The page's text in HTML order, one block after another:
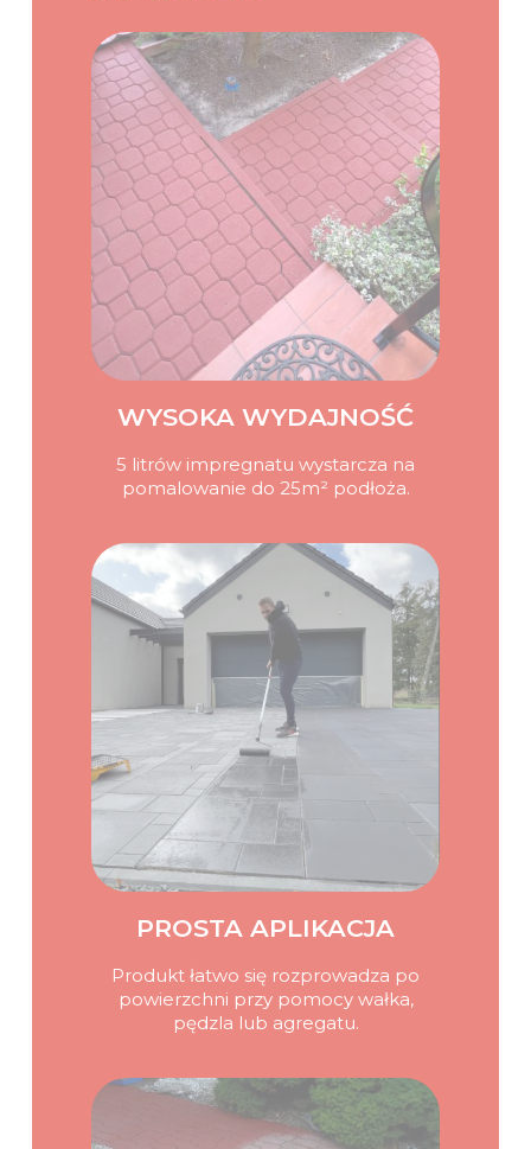
WYSOKA WYDAJNOŚĆ
5 litrów impregnatu wystarcza na
pomalowanie do 25m² podłoża.
PROSTA APLIKACJA
Produkt łatwo się rozprowadza po
powierzchni przy pomocy wałka,
pędzla lub agregatu.